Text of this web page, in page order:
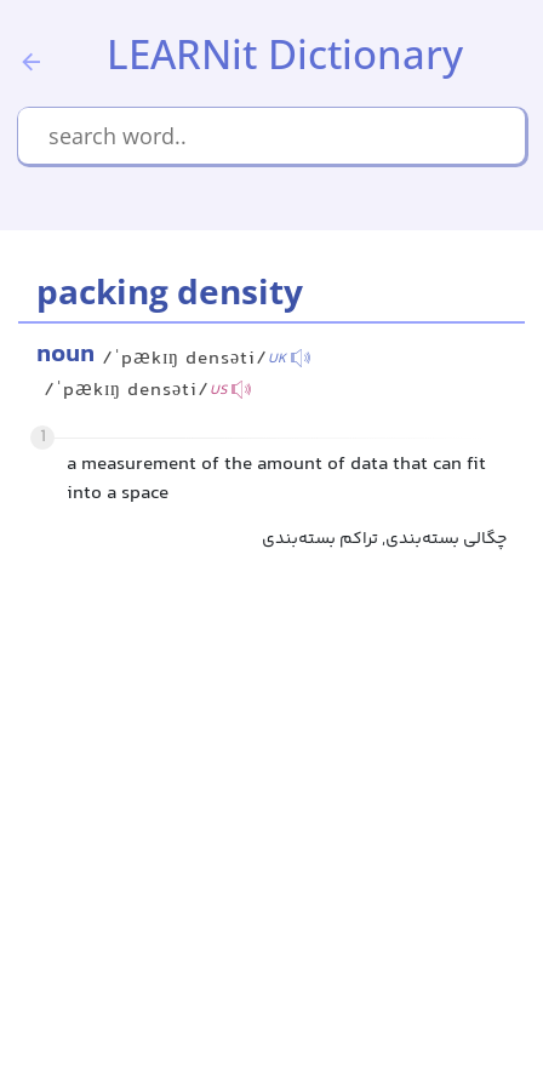
LEARNit Dictionary
packing density
noun /ˈpækɪŋ densəti/UK
/ˈpækɪŋ densəti/US
1
a measurement of the amount of data that can fit
into a space
چگالی بسته‌بندی, تراکم بسته‌بندی